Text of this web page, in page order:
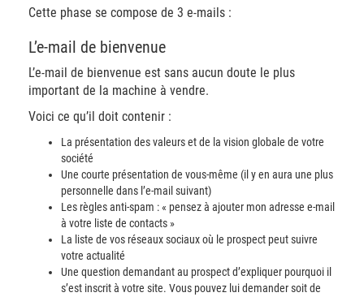
Cette phase se compose de 3 e-mails :
L’e-mail de bienvenue
L’e-mail de bienvenue est sans aucun doute le plus
important de la machine à vendre.
Voici ce qu’il doit contenir :
La présentation des valeurs et de la vision globale de votre
société
Une courte présentation de vous-même (il y en aura une plus
personnelle dans l’e-mail suivant)
Les règles anti-spam : « pensez à ajouter mon adresse e-mail
à votre liste de contacts »
La liste de vos réseaux sociaux où le prospect peut suivre
votre actualité
Une question demandant au prospect d’expliquer pourquoi il
s’est inscrit à votre site. Vous pouvez lui demander soit de